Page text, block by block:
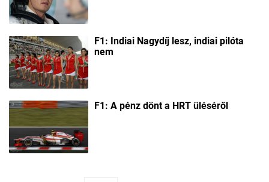
F1: Indiai Nagydíj lesz, indiai pilóta
nem
F1: A pénz dönt a HRT üléséről